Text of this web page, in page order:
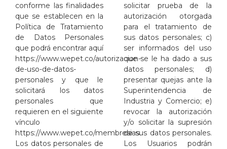
conforme las finalidades
que se establecen en la
Política de Tratamiento
de Datos Personales
que podrá encontrar aquí
https://www.wepet.co/autorizacion-
de-uso-de-datos-
personales y que le
solicitará los datos
personales que
requieren en el siguiente
vínculo
https://www.wepet.co/membresias.
Los datos personales de
solicitar prueba de la
autorización otorgada
para el tratamiento de
sus datos personales; c)
ser informados del uso
que se le ha dado a sus
datos personales; d)
presentar quejas ante la
Superintendencia de
Industria y Comercio; e)
revocar la autorización
y/o solicitar la supresión
de sus datos personales.
Los Usuarios podrán